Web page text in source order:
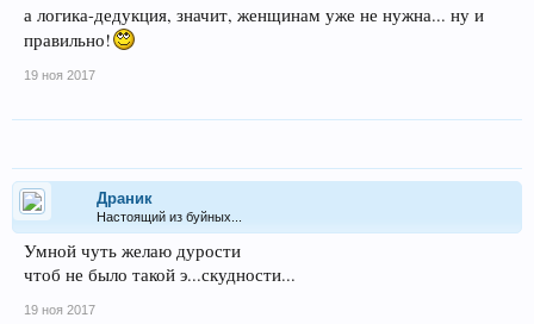
а логика-дедукция, значит, женщинам уже не нужна... ну и
правильно!
19 ноя 2017
Драник
Настоящий из буйных...
Умной чуть желаю дурости
чтоб не было такой э...скудности...
19 ноя 2017